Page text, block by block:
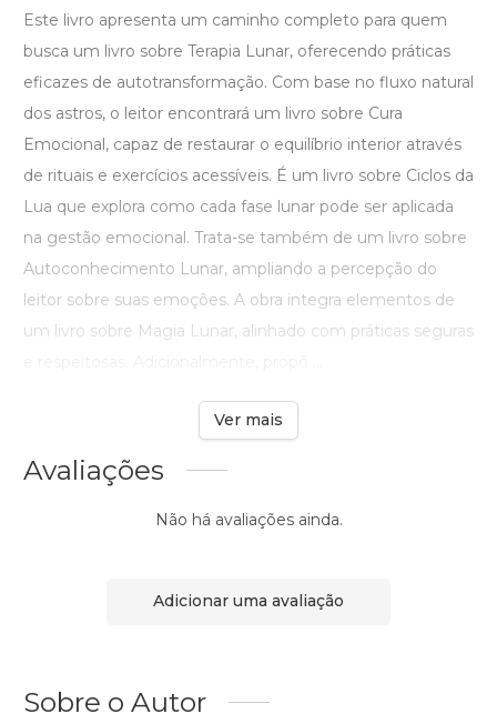
Este livro apresenta um caminho completo para quem
busca um livro sobre Terapia Lunar, oferecendo práticas
eficazes de autotransformação. Com base no fluxo natural
dos astros, o leitor encontrará um livro sobre Cura
Emocional, capaz de restaurar o equilíbrio interior através
de rituais e exercícios acessíveis. É um livro sobre Ciclos da
Lua que explora como cada fase lunar pode ser aplicada
na gestão emocional. Trata-se também de um livro sobre
Autoconhecimento Lunar, ampliando a percepção do
leitor sobre suas emoções. A obra integra elementos de
um livro sobre Magia Lunar, alinhado com práticas seguras
Ver mais
Avaliações
Não há avaliações ainda.
Adicionar uma avaliação
Sobre o Autor